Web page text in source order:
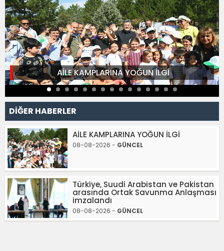
AİLE KAMPLARINA YOĞUN İLGİ
DİĞER HABERLER
AİLE KAMPLARINA YOĞUN İLGİ
08-08-2026 - GÜNCEL
Türkiye, Suudi Arabistan ve Pakistan
arasında Ortak Savunma Anlaşması
imzalandı
08-08-2026 - GÜNCEL